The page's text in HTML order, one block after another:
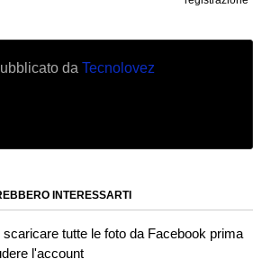
da Tecnolovez
INTERESSARTI
tutte le foto da Facebook prima
l'account